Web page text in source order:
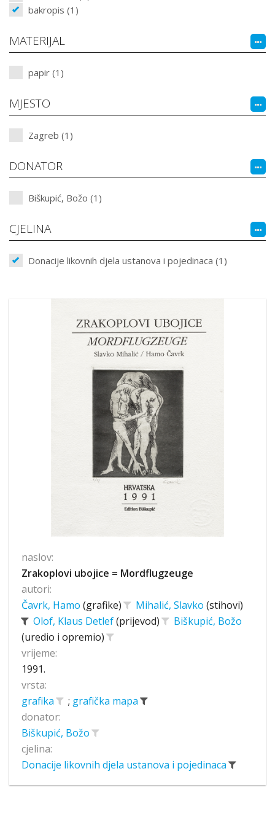
bakropis (1)
MATERIJAL
papir (1)
MJESTO
Zagreb (1)
DONATOR
Biškupić, Božo (1)
CJELINA
Donacije likovnih djela ustanova i pojedinaca (1)
naslov:
Zrakoplovi ubojice = Mordflugzeuge
autori:
Čavrk, Hamo (grafike) Mihalić, Slavko (stihovi)
Olof, Klaus Detlef(prijevod)
Biškupić, Božo
(uredio i opremio)
vrijeme:
1991.
vrsta:
grafika
; grafička mapa
donator:
Biškupić, Božo
cjelina:
Donacije likovnih djela ustanova i pojedinaca